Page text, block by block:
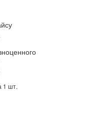
1 шт.